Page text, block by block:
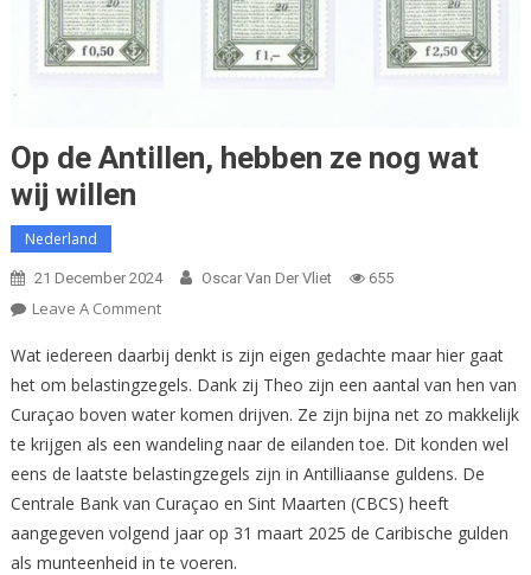
Op de Antillen, hebben ze nog wat
wij willen
Nederland
21 December 2024 Oscar Van Der Vliet 655
Leave A CommentOn
De
Antillen,
Hebben
Ze
Nog
Wat
Wij
Willen
Wat iedereen daarbij denkt is zijn eigen gedachte maar hier gaat
het om belastingzegels. Dank zij Theo zijn een aantal van hen van
Curaçao boven water komen drijven. Ze zijn bijna net zo makkelijk
te krijgen als een wandeling naar de eilanden toe. Dit konden wel
eens de laatste belastingzegels zijn in Antilliaanse guldens. De
Centrale Bank van Curaçao en Sint Maarten (CBCS) heeft
aangegeven volgend jaar op 31 maart 2025 de Caribische gulden
als munteenheid in te voeren.